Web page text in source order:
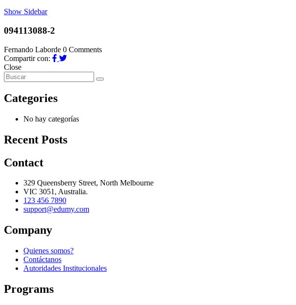
Show Sidebar
094113088-2
Fernando Laborde 0 Comments
Compartir con:
Close
Categories
No hay categorías
Recent Posts
Contact
329 Queensberry Street, North Melbourne
VIC 3051, Australia.
123 456 7890
support@edumy.com
Company
Quienes somos?
Contáctanos
Autoridades Institucionales
Programs